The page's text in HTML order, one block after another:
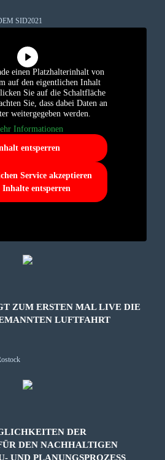
SID2021
einen Platzhalterinhalt von
auf den eigentlichen Inhalt
Sie auf die Schaltfläche
Sie, dass dabei Daten an
weitergegeben werden.
Informationen
entsperren
Service akzeptieren
Inhalte entsperren
ZUM ERSTEN MAL LIVE DIE
LUFTFAHRT
DER
DEN NACHHALTIGEN
UND PLANUNGSPROZESS